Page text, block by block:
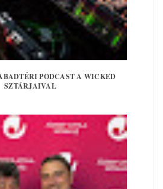
PODCAST A WICKED
SZTÁRJAIVAL